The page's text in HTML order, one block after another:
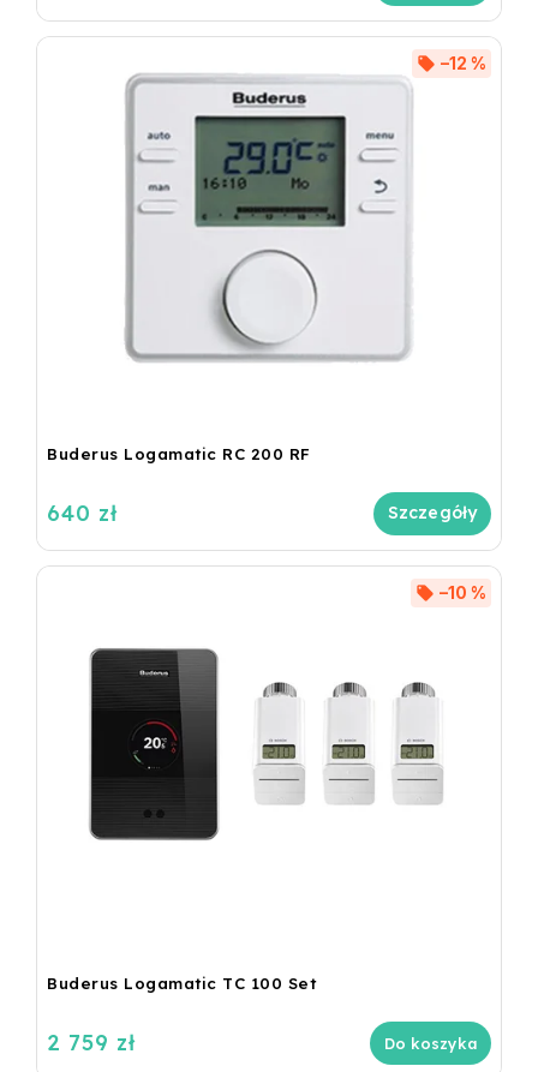
Buderus Logamatic RC 200 RF
–12 %
640 zł Szczegóły
Buderus Logamatic TC 100 Set
–10 %
2 759 zł Do koszyka